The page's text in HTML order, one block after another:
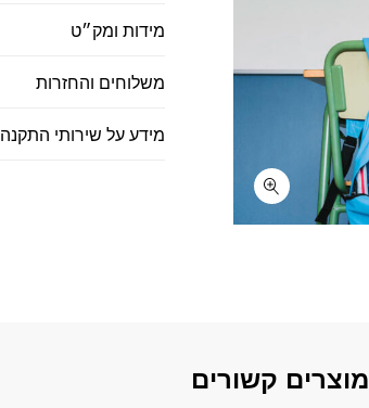
מידות ומק״ט
משלוחים והחזרות
מידע על שירותי התקנה
מוצרים קשורים